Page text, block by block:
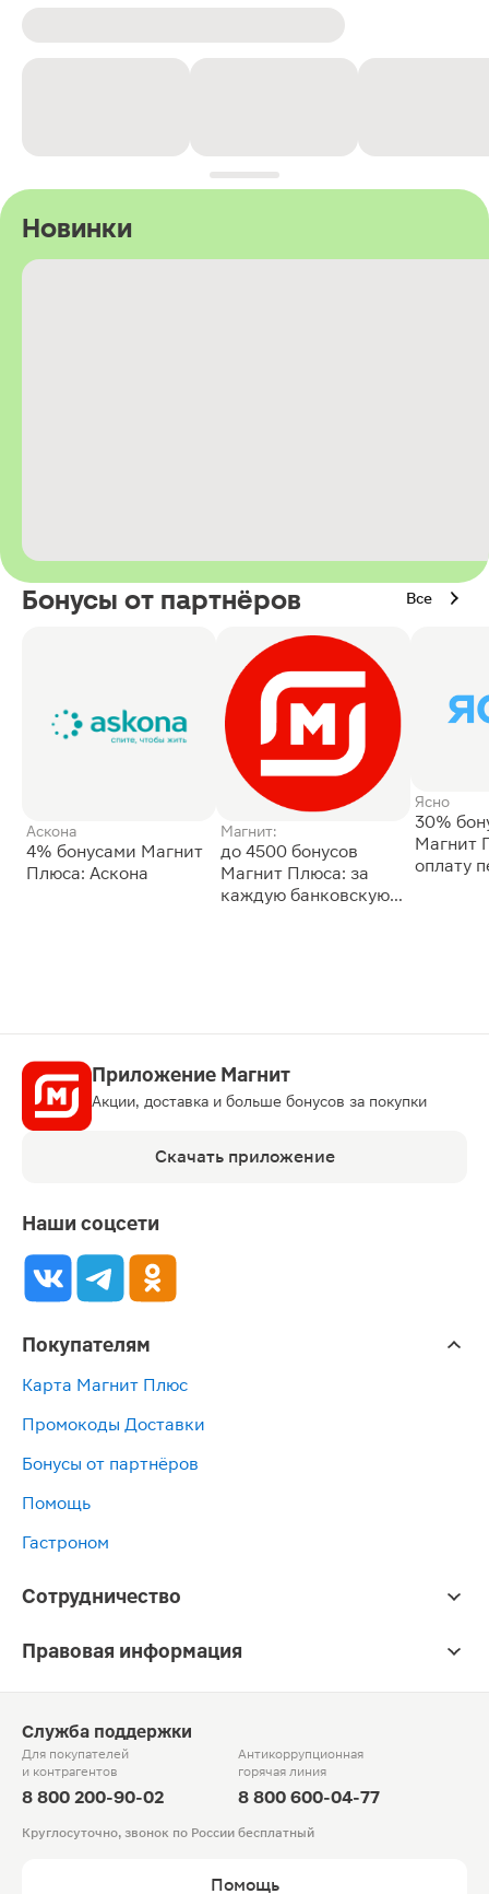
Новинки
Бонусы от партнёров Все
Аскона
4% бонусами Магнит
Плюса: Аскона
Магнит:
до 4500 бонусов
Магнит Плюса: за
каждую банковскую
Ясно
30%
Магнит
оплату
Приложение Магнит
Акции, доставка и больше бонусов за покупки
Скачать приложение
Наши соцсети
Покупателям
Карта Магнит Плюс
Промокоды Доставки
Бонусы от партнёров
Помощь
Гастроном
Сотрудничество
Правовая информация
Служба поддержки
Для покупателей
и контрагентов
8 800 200-90-02
Антикоррупционная
горячая линия
8 800 600-04-77
Круглосуточно, звонок по России бесплатный
Помощь